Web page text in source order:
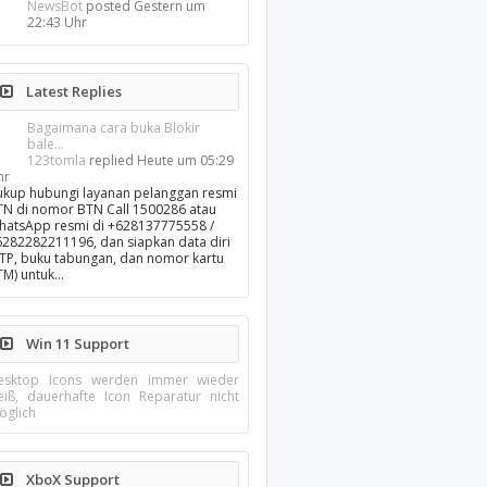
NewsBot posted Gestern um
22:43 Uhr
Latest Replies
Bagaimana cara buka Blokir
bale...
123tomla replied Heute um 05:29
hubungi layanan pelanggan resmi
di nomor BTN Call 1500286 atau
resmi di +628137775558 /
dan siapkan data diri
buku tabungan, dan nomor kartu
untuk…
Win 11 Support
Icons werden immer wieder
dauerhafte Icon Reparatur nicht
XboX Support